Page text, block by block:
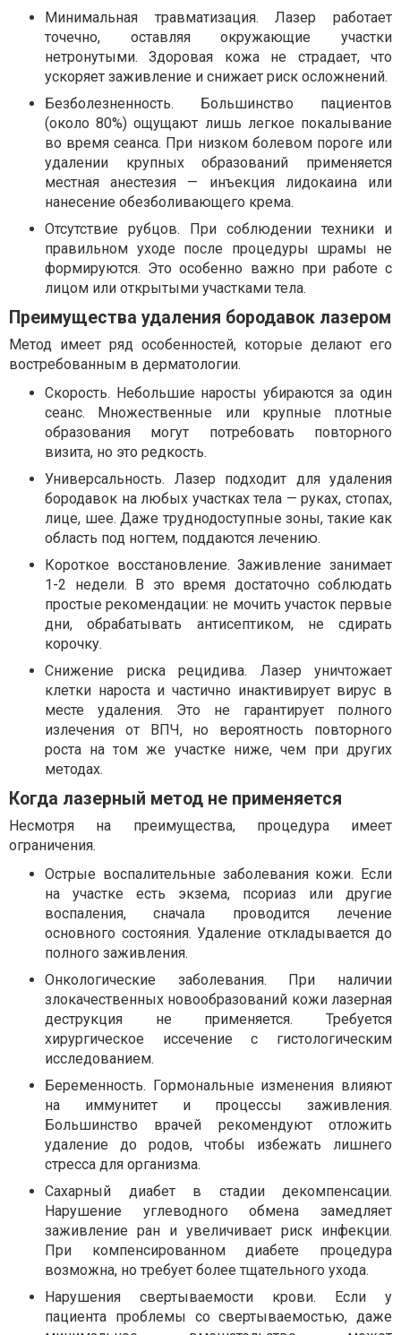
Минимальная травматизация. Лазер работает
точечно, оставляя окружающие участки
нетронутыми. Здоровая кожа не страдает, что
ускоряет заживление и снижает риск осложнений.
Безболезненность. Большинство пациентов
(около 80%) ощущают лишь легкое покалывание
во время сеанса. При низком болевом пороге или
удалении крупных образований применяется
местная анестезия — инъекция лидокаина или
нанесение обезболивающего крема.
Отсутствие рубцов. При соблюдении техники и
правильном уходе после процедуры шрамы не
формируются. Это особенно важно при работе с
лицом или открытыми участками тела.
Преимущества удаления бородавок лазером
Метод имеет ряд особенностей, которые делают его
востребованным в дерматологии.
Скорость. Небольшие наросты убираются за один
сеанс. Множественные или крупные плотные
образования могут потребовать повторного
визита, но это редкость.
Универсальность. Лазер подходит для удаления
бородавок на любых участках тела — руках, стопах,
лице, шее. Даже труднодоступные зоны, такие как
область под ногтем, поддаются лечению.
Короткое восстановление. Заживление занимает
1-2 недели. В это время достаточно соблюдать
простые рекомендации: не мочить участок первые
дни, обрабатывать антисептиком, не сдирать
корочку.
Снижение риска рецидива. Лазер уничтожает
клетки нароста и частично инактивирует вирус в
месте удаления. Это не гарантирует полного
излечения от ВПЧ, но вероятность повторного
роста на том же участке ниже, чем при других
методах.
Когда лазерный метод не применяется
Несмотря на преимущества, процедура имеет
ограничения.
Острые воспалительные заболевания кожи. Если
на участке есть экзема, псориаз или другие
воспаления, сначала проводится лечение
основного состояния. Удаление откладывается до
полного заживления.
Онкологические заболевания. При наличии
злокачественных новообразований кожи лазерная
деструкция не применяется. Требуется
хирургическое иссечение с гистологическим
исследованием.
Беременность. Гормональные изменения влияют
на иммунитет и процессы заживления.
Большинство врачей рекомендуют отложить
удаление до родов, чтобы избежать лишнего
стресса для организма.
Сахарный диабет в стадии декомпенсации.
Нарушение углеводного обмена замедляет
заживление ран и увеличивает риск инфекции.
При компенсированном диабете процедура
возможна, но требует более тщательного ухода.
Нарушения свертываемости крови. Если у
пациента проблемы со свертываемостью, даже